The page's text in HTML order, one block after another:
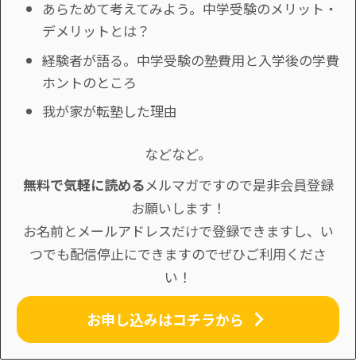
あらためて考えてみよう。中学受験のメリット・
デメリットとは？
経験者が語る。中学受験の塾費用と入学後の学費
ホントのところ
我が家が転塾した理由
などなど。
無料で気軽に読めるメルマガですので是非会員登録
お願いします！
お名前とメールアドレスだけで登録できますし、い
つでも配信停止にできますのでぜひご利用くださ
い！
お申し込みはコチラから